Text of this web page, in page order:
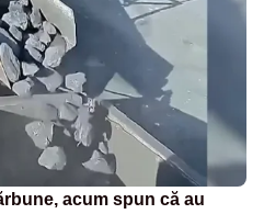
acum spun că au